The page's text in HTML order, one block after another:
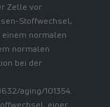
Zelle vor
Stoffwechsel,
normalen
normalen
bei der
aging/101354.